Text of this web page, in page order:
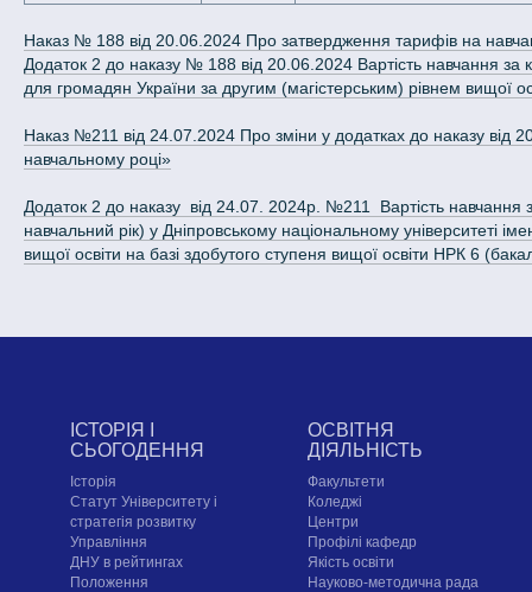
Наказ № 188 від 20.06.2024 Про затвердження тарифів на
Додаток 2 до наказу № 188 від 20.06.2024 Вартість навчання
для громадян України за другим (магістерським) рівнем вищої
Наказ №211 від 24.07.2024 Про зміни у додатках до наказу
навчальному році»
Додаток 2 до наказу від 24.07. 2024р. №211 Вартість навчання
навчальний рік) у Дніпровському національному університеті
вищої освіти на базі здобутого ступеня вищої освіти НРК 6
ІСТОРІЯ І
СЬОГОДЕННЯ
Історія
Статут Університету і
стратегія розвитку
Управління
ДНУ в рейтингах
Положення
ОСВІТНЯ
ДІЯЛЬНІСТЬ
Факультети
Коледжі
Центри
Профілі кафедр
Якість освіти
Науково-методична рада